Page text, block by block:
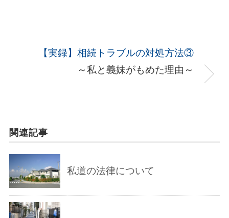
【実録】相続トラブルの対処方法③
～私と義妹がもめた理由～
関連記事
私道の法律について